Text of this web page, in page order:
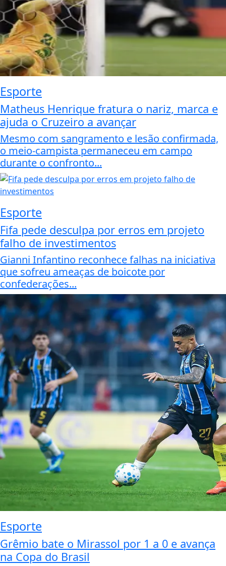
Esporte
Matheus Henrique fratura o nariz, marca e
ajuda o Cruzeiro a avançar
Mesmo com sangramento e lesão confirmada,
o meio-campista permaneceu em campo
durante o confronto...
Esporte
Fifa pede desculpa por erros em projeto
falho de investimentos
Gianni Infantino reconhece falhas na iniciativa
que sofreu ameaças de boicote por
confederações...
Esporte
Grêmio bate o Mirassol por 1 a 0 e avança
na Copa do Brasil